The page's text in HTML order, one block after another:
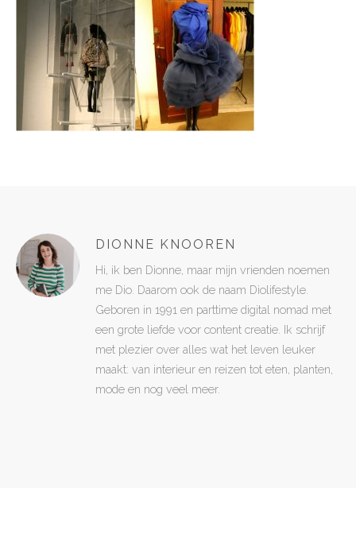
DIONNE KNOOREN
Hi, ik ben Dionne, maar mijn vrienden noemen
me Dio. Daarom ook de naam Diolifestyle.
Geboren in 1991 en parttime digital nomad met
een grote liefde voor content creatie. Ik schrijf
met plezier over alles wat het leven leuker
maakt: van interieur en reizen tot eten, planten,
mode en nog veel meer.